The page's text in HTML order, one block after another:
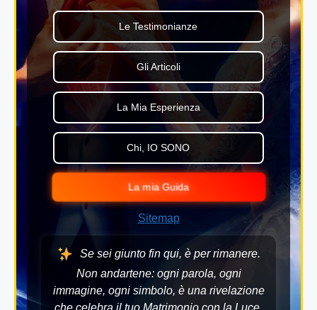
Le Testimonianze
Gli Articoli
La Mia Esperienza
Chi, IO SONO
La mia Guida
Sitemap
Se sei giunto fin qui, è per rimanere.
Non andartene: ogni parola, ogni
immagine, ogni simbolo, è una rivelazione
che celebra il tuo Matrimonio con la Luce.